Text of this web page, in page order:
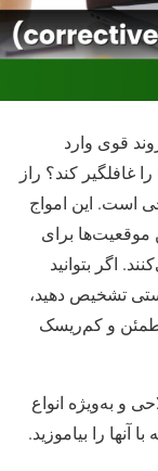
قوی وارد
غافلگیر کند؟ راز
است. این امواج
موقعیت‌ها برای
اگر بتوانید
تشخیص دهید،
و کم‌ریسک
و به‌ویژه انواع
آنها را بیاموزید.